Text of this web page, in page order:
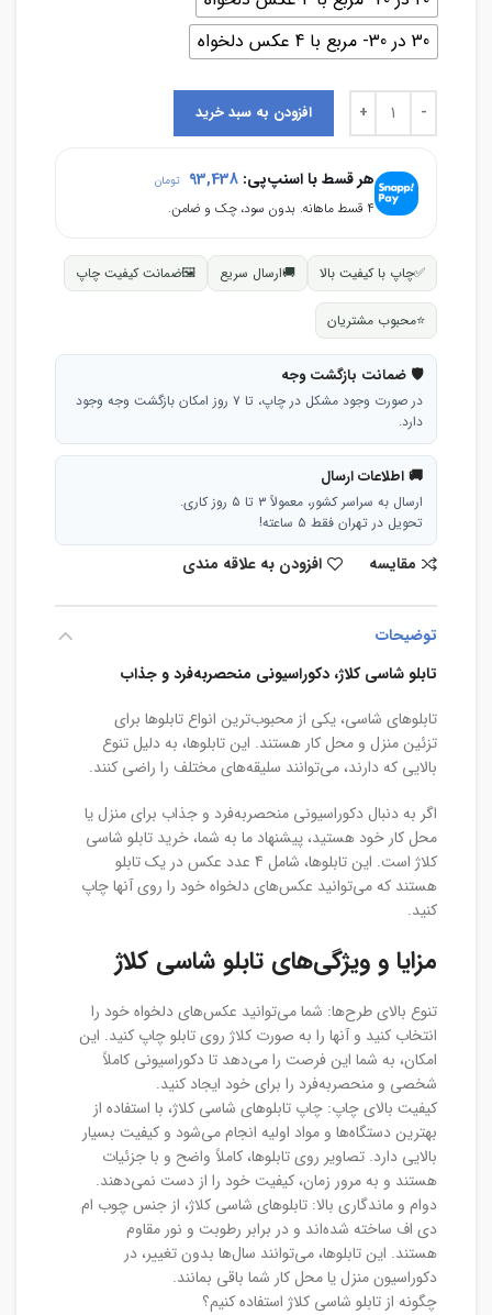
30 در 30- مربع با 4 عکس دلخواه
افزودن به سبد خرید
هر قسط با اسنپ‌پی: 93,438 تومان
۴ قسط ماهانه. بدون سود، چک و ضامن.
✅چاپ با کیفیت بالا 🚚ارسال سریع 🖼ضمانت کیفیت چاپ
⭐محبوب مشتریان
🛡 ضمانت بازگشت وجه
در صورت وجود مشکل در چاپ، تا ۷ روز امکان بازگشت وجه وجود
دارد.
🚚 اطلاعات ارسال
ارسال به سراسر کشور، معمولاً ۳ تا ۵ روز کاری.
تحویل در تهران فقط ۵ ساعته!
مقایسه افزودن به علاقه مندی
توضیحات
تابلو شاسی کلاژ، دکوراسیونی منحصربه‌فرد و جذاب
تابلوهای شاسی، یکی از محبوب‌ترین انواع تابلوها برای
تزئین منزل و محل کار هستند. این تابلوها، به دلیل تنوع
بالایی که دارند، می‌توانند سلیقه‌های مختلف را راضی کنند.
اگر به دنبال دکوراسیونی منحصربه‌فرد و جذاب برای منزل یا
محل کار خود هستید، پیشنهاد ما به شما، خرید تابلو شاسی
کلاژ است. این تابلوها، شامل 4 عدد عکس در یک تابلو
هستند که می‌توانید عکس‌های دلخواه خود را روی آنها چاپ
کنید.
مزایا و ویژگی‌های تابلو شاسی کلاژ
تنوع بالای طرح‌ها: شما می‌توانید عکس‌های دلخواه خود را
انتخاب کنید و آنها را به صورت کلاژ روی تابلو چاپ کنید. این
امکان، به شما این فرصت را می‌دهد تا دکوراسیونی کاملاً
شخصی و منحصربه‌فرد را برای خود ایجاد کنید.
کیفیت بالای چاپ: چاپ تابلوهای شاسی کلاژ، با استفاده از
بهترین دستگاه‌ها و مواد اولیه انجام می‌شود و کیفیت بسیار
بالایی دارد. تصاویر روی تابلوها، کاملاً واضح و با جزئیات
هستند و به مرور زمان، کیفیت خود را از دست نمی‌دهند.
دوام و ماندگاری بالا: تابلوهای شاسی کلاژ، از جنس چوب ام
دی اف ساخته شده‌اند و در برابر رطوبت و نور مقاوم
هستند. این تابلوها، می‌توانند سال‌ها بدون تغییر، در
دکوراسیون منزل یا محل کار شما باقی بمانند.
چگونه از تابلو شاسی کلاژ استفاده کنیم؟